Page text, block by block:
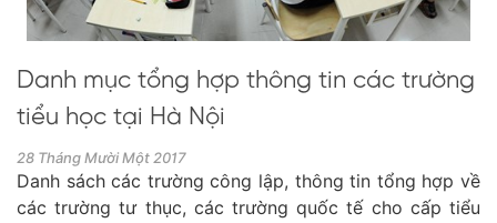
Danh mục tổng hợp thông tin các trường
tiểu học tại Hà Nội
28 Tháng Mười Một 2017
Danh sách các trường công lập, thông tin tổng hợp về
các trường tư thục, các trường quốc tế cho cấp tiểu